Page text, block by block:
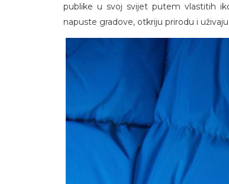
publike u svoj svijet putem vlastitih
napuste gradove, otkriju prirodu i